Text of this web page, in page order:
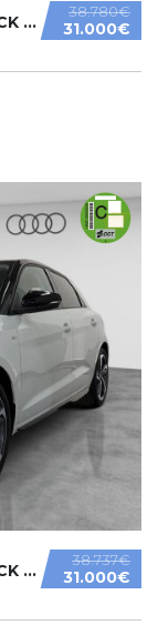
38.780€
31.000€
AUDI A1 SPORTBACK ADRENALIN BLACK EDITION S TRONIC 30 TFSI.....
38.737€
31.000€
AUDI A1 SPORTBACK ADRENALIN BLACK EDITION S TRONIC 30 TFSI.....